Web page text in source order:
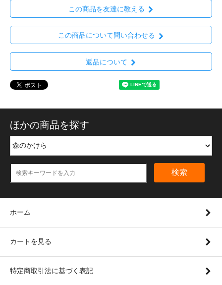
この商品を友達に教える
この商品について問い合わせる
返品について
ほかの商品を探す
検索
ホーム
カートを見る
特定商取引法に基づく表記